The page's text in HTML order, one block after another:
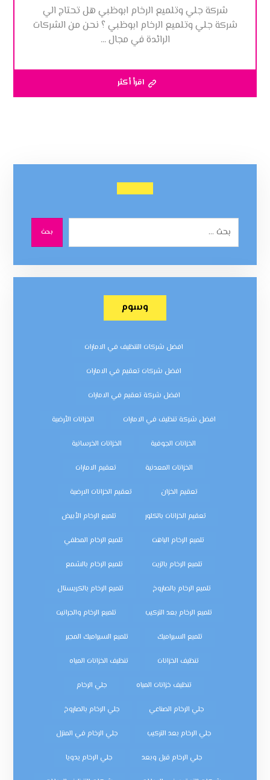
شركة جلي وتلميع الرخام ابوظبي هل تحتاج الي
شركة جلي وتلميع الرخام ابوظبي ؟ نحن من الشركات
الرائدة في مجال ...
اقرأ أكثر
بحث
وسوم
افضل شركات التنظيف في الامارات
افضل شركات تعقيم في الامارات
افضل شركة تعقيم في الامارات
افضل شركة تنظيف في الامارات الخزانات الأرضية
الخزانات الجوفية الخزانات الخرسانية
الخزانات المعدنية تعقيم الامارات
تعقيم الخزان تعقيم الخزانات الارضية
تعقيم الخزانات بالكلور تلميع الرخام الأبيض
تلميع الرخام الباهت تلميع الرخام المطفي
تلميع الرخام بالزيت تلميع الرخام بالشمع
تلميع الرخام بالصاروخ تلميع الرخام بالكريستال
تلميع الرخام بعد التركيب تلميع الرخام والجرانيت
تلميع السيراميك تلميع السيراميك المجير
تنظيف الخزانات تنظيف الخزانات المياه
تنظيف خزانات المياه جلي الرخام
جلي الرخام الصناعي جلي الرخام بالصاروخ
جلي الرخام بعد التركيب جلي الرخام في المنزل
جلي الرخام قبل وبعد جلي الرخام يدويا